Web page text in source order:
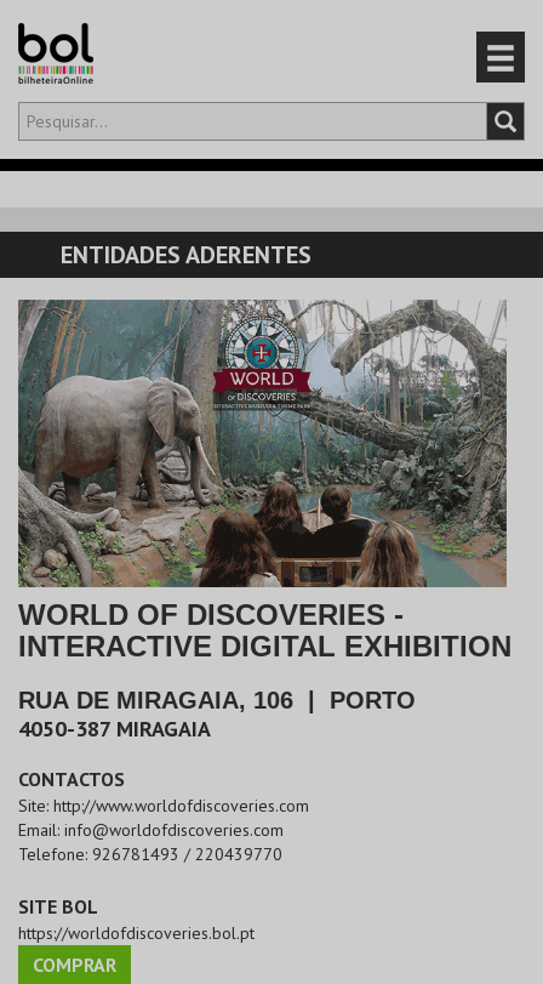
Olá,iniciar sessão
CARRINHO
EVENTOS
CARTÕES
PRODUTOS
ENTIDADES ADERENTES
WORLD OF DISCOVERIES -
INTERACTIVE DIGITAL EXHIBITION
RUA DE MIRAGAIA, 106 PORTO
4050-387 MIRAGAIA
CONTACTOS
Site: http://www.worldofdiscoveries.com
Email: info@worldofdiscoveries.com
Telefone: 926781493 / 220439770
SITE BOL
https://worldofdiscoveries.bol.pt
COMPRAR